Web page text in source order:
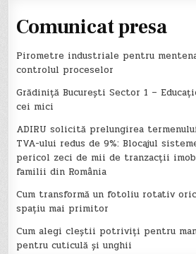
Comunicat presa
Pirometre industriale pentru
controlul proceselor
Grădiniță București Sector 1 –
cei mici
ADIRU solicită prelungirea
TVA-ului redus de 9%: Blocajul
pericol zeci de mii de tranzacții
familii din România
Cum transformă un fotoliu rotativ
spațiu mai primitor
Cum alegi cleștii potriviți pentru
pentru cuticulă și unghii